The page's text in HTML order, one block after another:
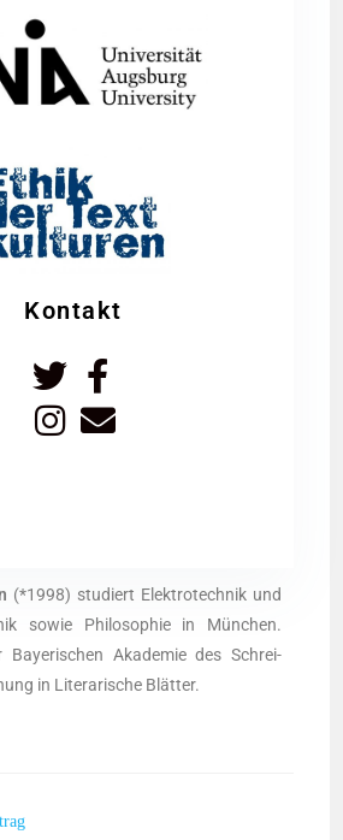
Kontakt
(*1998) stu­diert Elek­tro­tech­nik und
sowie Phi­lo­so­phie in Mün­chen.
Baye­ri­schen Aka­de­mie des Schrei­
in Lite­ra­ri­sche Blätter.